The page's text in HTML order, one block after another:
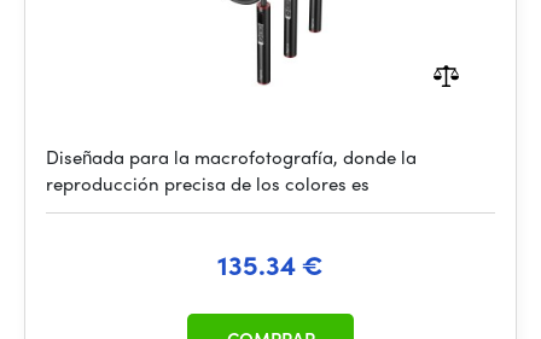
Diseñada para la macrofotografía, donde la
reproducción precisa de los colores es
135.34 €